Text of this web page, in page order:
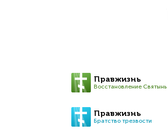
Правжизнь
Восстановление Святынь
Правжизнь
Братство трезвости